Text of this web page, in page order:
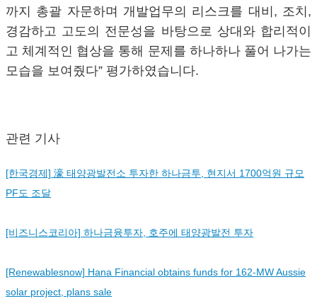
까지 총괄 자문하며 개발업무의 리스크를 대비, 조치,
경감하고 고도의 전문성을 바탕으로 상대와 합리적이
고 체계적인 협상을 통해 문제를 하나하나 풀어 나가는
모습을 보여줬다” 평가하였습니다.
관련 기사
[한국경제] 濠 태양광발전소 투자한 하나금투, 현지서 1700억원 규모
PF도 조달
[비즈니스코리아] 하나금융투자, 호주에 태양광발전 투자
[Renewablesnow] Hana Financial obtains funds for 162-MW Aussie
solar project, plans sale